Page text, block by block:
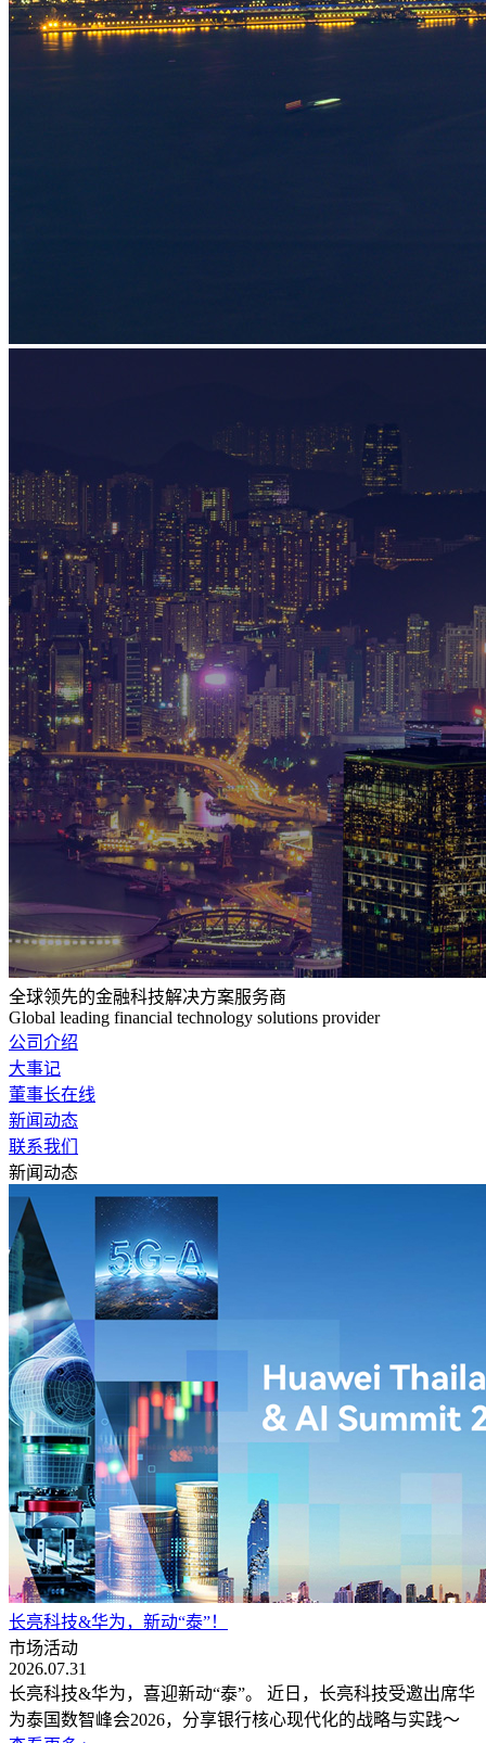
全球领先的金融科技解决方案服务商
Global leading financial technology solutions provider
公司介绍
大事记
董事长在线
新闻动态
联系我们
新闻动态
长亮科技&华为，新动“泰”！
市场活动
2026.07.31
长亮科技&华为，喜迎新动“泰”。 近日，长亮科技受邀出席华
为泰国数智峰会2026，分享银行核心现代化的战略与实践～